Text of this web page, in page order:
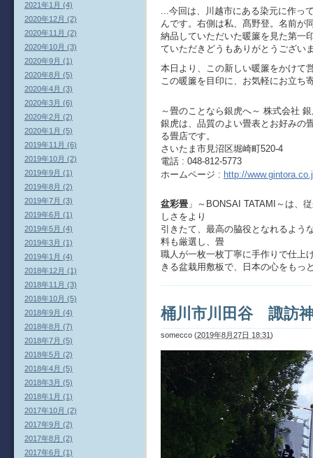
...今回は、川越市にある染元に作っ
んです。右側は私、髙野登。名前が
納品していただいた暖簾を見た第一
ていただきどうもありがとうござい
本日より、この新しい暖簾をかけて
この暖簾を目印に、お気軽にお立ち
～畳のことなら銀虎へ～ 株式会社
銀虎は、品質のよい畳表とお好みの
る畳店です。
さいたま市見沼区堀崎町520-4
電話 : 048-812-5773
ホームページ : http://
盆彩畳 」～BONSAI TATAMI～は、
しさをより
引きたて、最高の脇役となれるよう
料も厳選し、畳
職人が一枚一枚丁寧に手作りで仕上
きる盆栽用敷板で、日本の心をもっ
桶川市川田谷 諏訪
somecco (2019年8月27日 18:31)
2021年1月 (4)
2020年12月 (2)
2020年11月 (2)
2020年10月 (3)
2020年9月 (1)
2020年8月 (5)
2020年4月 (3)
2020年3月 (6)
2020年2月 (2)
2020年1月 (5)
2019年11月 (6)
2019年10月 (2)
2019年9月 (1)
2019年8月 (2)
2019年7月 (3)
2019年6月 (1)
2019年5月 (4)
2019年3月 (1)
2019年1月 (4)
2018年12月 (1)
2018年11月 (3)
2018年10月 (5)
2018年9月 (4)
2018年8月 (7)
2018年7月 (5)
2018年5月 (2)
2018年4月 (5)
2018年3月 (5)
2018年1月 (1)
2017年10月 (2)
2017年9月 (2)
2017年8月 (2)
2017年6月 (1)